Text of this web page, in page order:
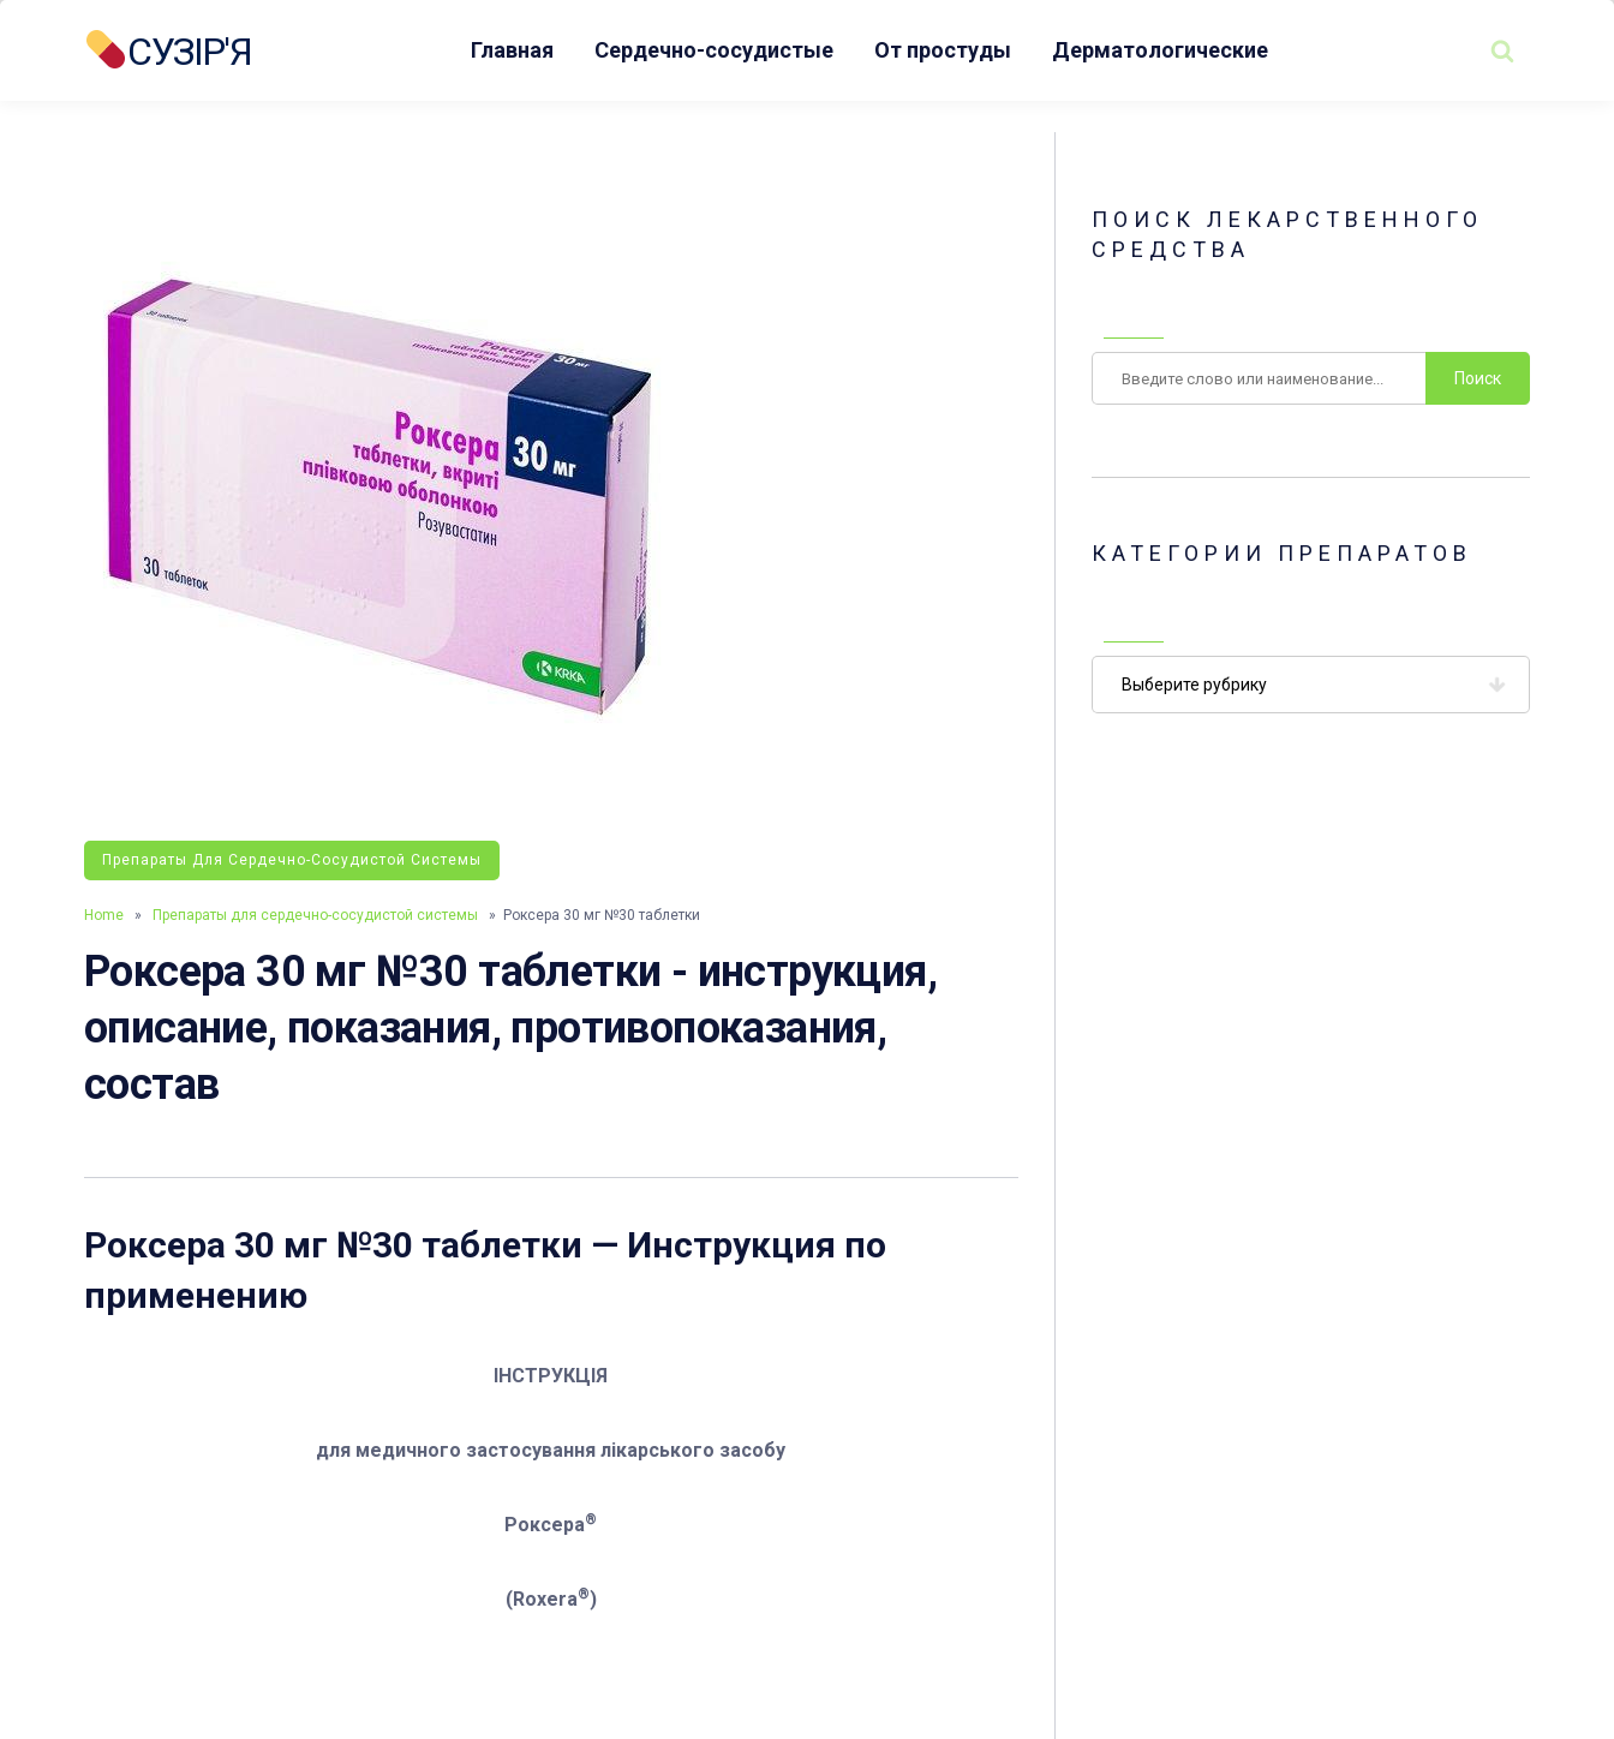
СУЗІР'Я Главная Сердечно-сосудистые От простуды Дерматологические
Препараты Для Сердечно-Сосудистой Системы
Home » Препараты для сердечно-сосудистой системы » Роксера 30 мг №30 таблетки
Роксера 30 мг №30 таблетки - инструкция,
описание, показания, противопоказания,
состав
Роксера 30 мг №30 таблетки — Инструкция по
применению
ІНСТРУКЦІЯ
для медичного застосування лікарського засобу
Роксера®
(Roxera®)
ПОИСК ЛЕКАРСТВЕННОГО
СРЕДСТВА
КАТЕГОРИИ ПРЕПАРАТОВ
препаратов